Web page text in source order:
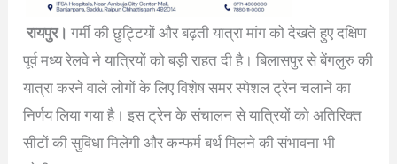
रायपुर। गर्मी की छुट्टियों और बढ़ती यात्रा मांग को देखते हुए दक्षिण
पूर्व मध्य रेलवे ने यात्रियों को बड़ी राहत दी है। बिलासपुर से बेंगलुरु की
यात्रा करने वाले लोगों के लिए विशेष समर स्पेशल ट्रेन चलाने का
निर्णय लिया गया है। इस ट्रेन के संचालन से यात्रियों को अतिरिक्त
सीटों की सुविधा मिलेगी और कन्फर्म बर्थ मिलने की संभावना भी